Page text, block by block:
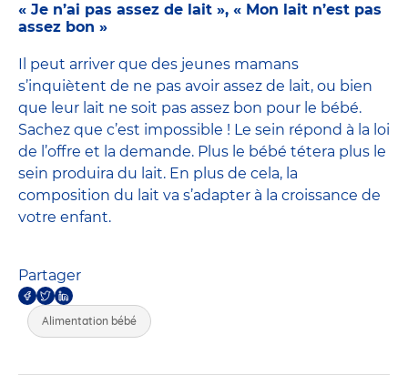
« Je n’ai pas assez de lait », « Mon lait n’est pas
assez bon »
Il peut arriver que des jeunes mamans
s’inquiètent de ne pas avoir assez de lait, ou bien
que leur lait ne soit pas assez bon pour le bébé.
Sachez que c’est impossible ! Le sein répond à la loi
de l’offre et la demande. Plus le bébé tétera plus le
sein produira du lait. En plus de cela, la
composition du lait va s’adapter à la croissance de
votre enfant.
Partager
Alimentation bébé